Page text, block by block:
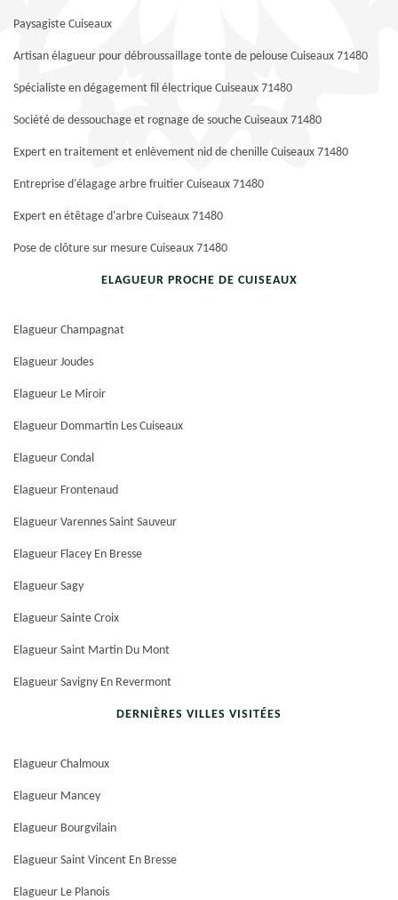
Paysagiste Cuiseaux
Artisan élagueur pour débroussaillage tonte de pelouse Cuiseaux 71480
Spécialiste en dégagement fil électrique Cuiseaux 71480
Société de dessouchage et rognage de souche Cuiseaux 71480
Expert en traitement et enlèvement nid de chenille Cuiseaux 71480
Entreprise d'élagage arbre fruitier Cuiseaux 71480
Expert en étêtage d'arbre Cuiseaux 71480
Pose de clôture sur mesure Cuiseaux 71480
ELAGUEUR PROCHE DE CUISEAUX
Elagueur Champagnat
Elagueur Joudes
Elagueur Le Miroir
Elagueur Dommartin Les Cuiseaux
Elagueur Condal
Elagueur Frontenaud
Elagueur Varennes Saint Sauveur
Elagueur Flacey En Bresse
Elagueur Sagy
Elagueur Sainte Croix
Elagueur Saint Martin Du Mont
Elagueur Savigny En Revermont
DERNIÈRES VILLES VISITÉES
Elagueur Chalmoux
Elagueur Mancey
Elagueur Bourgvilain
Elagueur Saint Vincent En Bresse
Elagueur Le Planois